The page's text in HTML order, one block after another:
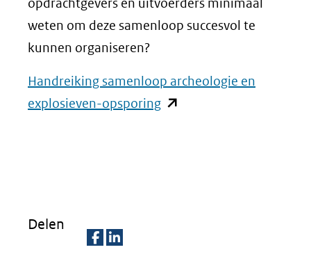
weten om deze samenloop succesvol te
kunnen organiseren?
Handreiking samenloop archeologie en
explosieven-opsporing(opent
Delen